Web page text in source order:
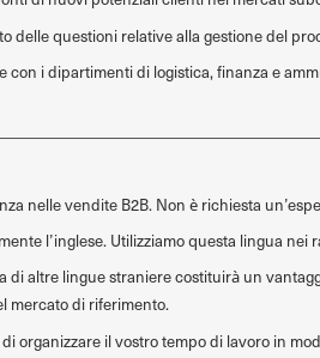
delle questioni relative alla gestione del
con i dipartimenti di logistica, finanza e
nelle vendite B2B. Non è richiesta
l’inglese. Utilizziamo questa lingua
di altre lingue straniere costituirà un
mercato di riferimento.
organizzare il vostro tempo di lavoro in